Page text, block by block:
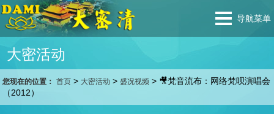
导航菜单
大密活动
您现在的位置： 首页 > 大密活动 >盛况视频 > 🎥梵音流布：网络梵呗演唱会
（2012）